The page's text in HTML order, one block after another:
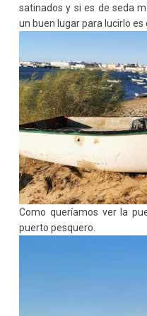
satinados y si es de seda
un buen lugar para lucirlo es
Como queríamos ver la
puerto pesquero.